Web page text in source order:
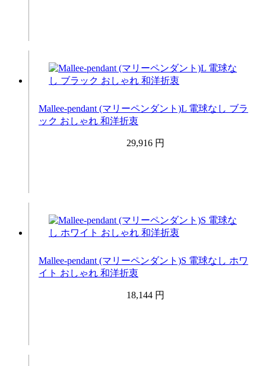
Mallee-pendant (マリーペンダント)L 電球なし ブラ
ック おしゃれ 和洋折衷
29,916 円
Mallee-pendant (マリーペンダント)S 電球なし ホワ
イト おしゃれ 和洋折衷
18,144 円